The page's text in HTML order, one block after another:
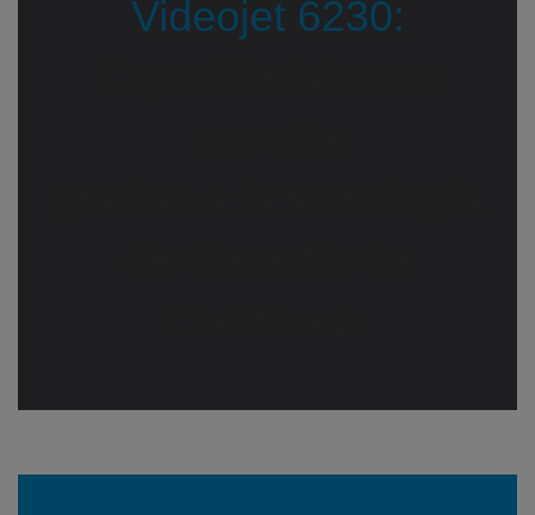
Videojet 6230: